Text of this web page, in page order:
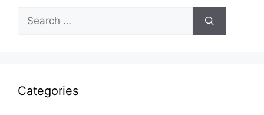
Search
for:
Categories